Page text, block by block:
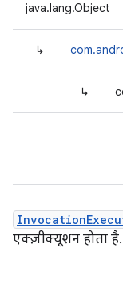
java.lang.Object
↳
↳
एक्ज़ीक्यूशन होता है.